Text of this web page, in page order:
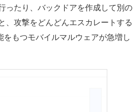
ったり、バックドアを作成して別の
、攻撃をどんどんエスカレートする
もつモバイルマルウェアが急増し